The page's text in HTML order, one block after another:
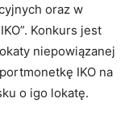
oraz w
Konkurs jest
niepowiązanej
IKO na
o igo lokatę.